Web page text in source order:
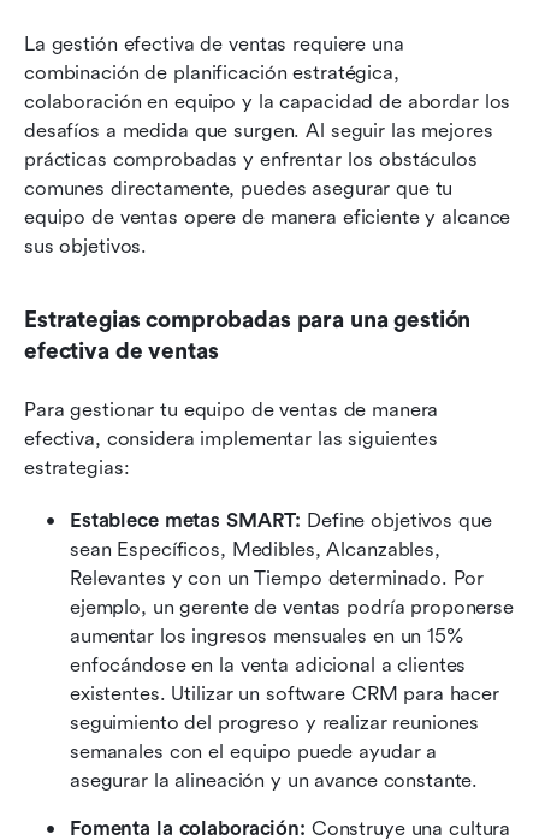
La gestión efectiva de ventas requiere una
combinación de planificación estratégica,
colaboración en equipo y la capacidad de abordar los
desafíos a medida que surgen. Al seguir las mejores
prácticas comprobadas y enfrentar los obstáculos
comunes directamente, puedes asegurar que tu
equipo de ventas opere de manera eficiente y alcance
sus objetivos.
Estrategias comprobadas para una gestión
efectiva de ventas
Para gestionar tu equipo de ventas de manera
efectiva, considera implementar las siguientes
estrategias:
Establece metas SMART: Define objetivos que
sean Específicos, Medibles, Alcanzables,
Relevantes y con un Tiempo determinado. Por
ejemplo, un gerente de ventas podría proponerse
aumentar los ingresos mensuales en un 15%
enfocándose en la venta adicional a clientes
existentes. Utilizar un software CRM para hacer
seguimiento del progreso y realizar reuniones
semanales con el equipo puede ayudar a
asegurar la alineación y un avance constante.
Fomenta la colaboración: Construye una cultura